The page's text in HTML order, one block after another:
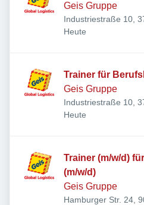
Geis Gruppe
Industriestraße 10,
Deutschland
Veröffentlicht
Heute
Trainer für
Geis Gruppe
Industriestraße 10,
Deutschland
Veröffentlicht
Heute
Trainer (m/w/d)
(m/w/d)
Geis Gruppe
Hamburger Str. 24,